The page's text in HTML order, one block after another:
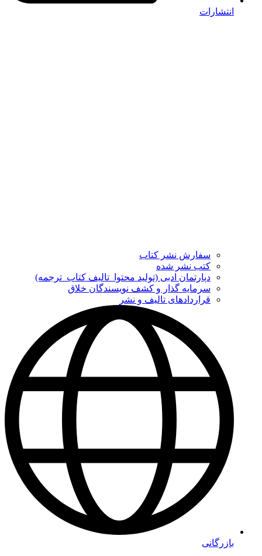
انتشارات
سفارش نشر کتاب
کتب نشر شده
دپارتمان ادبی (تولید محتوا_تالیف کتاب_ترجمه)
سرمایه گذار و کشف نویسندگان خلاق
قراردادهای تالیف و نشر
بازرگانی